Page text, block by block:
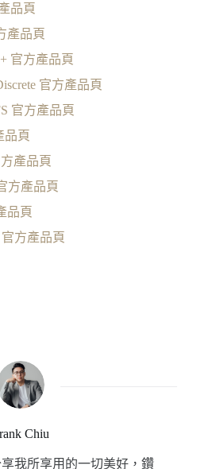
品頁
產品頁
官方產品頁
官方產品頁
官方產品頁
品頁
產品頁
方產品頁
品頁
方產品頁
Chiu
我所享用的一切美好，鑽